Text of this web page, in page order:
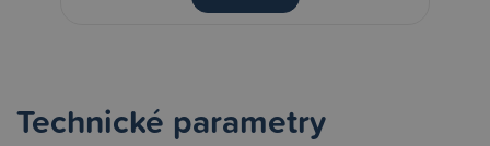
Technické parametry